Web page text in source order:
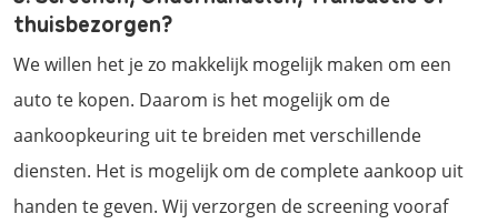
thuisbezorgen?
We willen het je zo makkelijk mogelijk maken om een
auto te kopen. Daarom is het mogelijk om de
aankoopkeuring uit te breiden met verschillende
diensten. Het is mogelijk om de complete aankoop uit
handen te geven. Wij verzorgen de screening vooraf